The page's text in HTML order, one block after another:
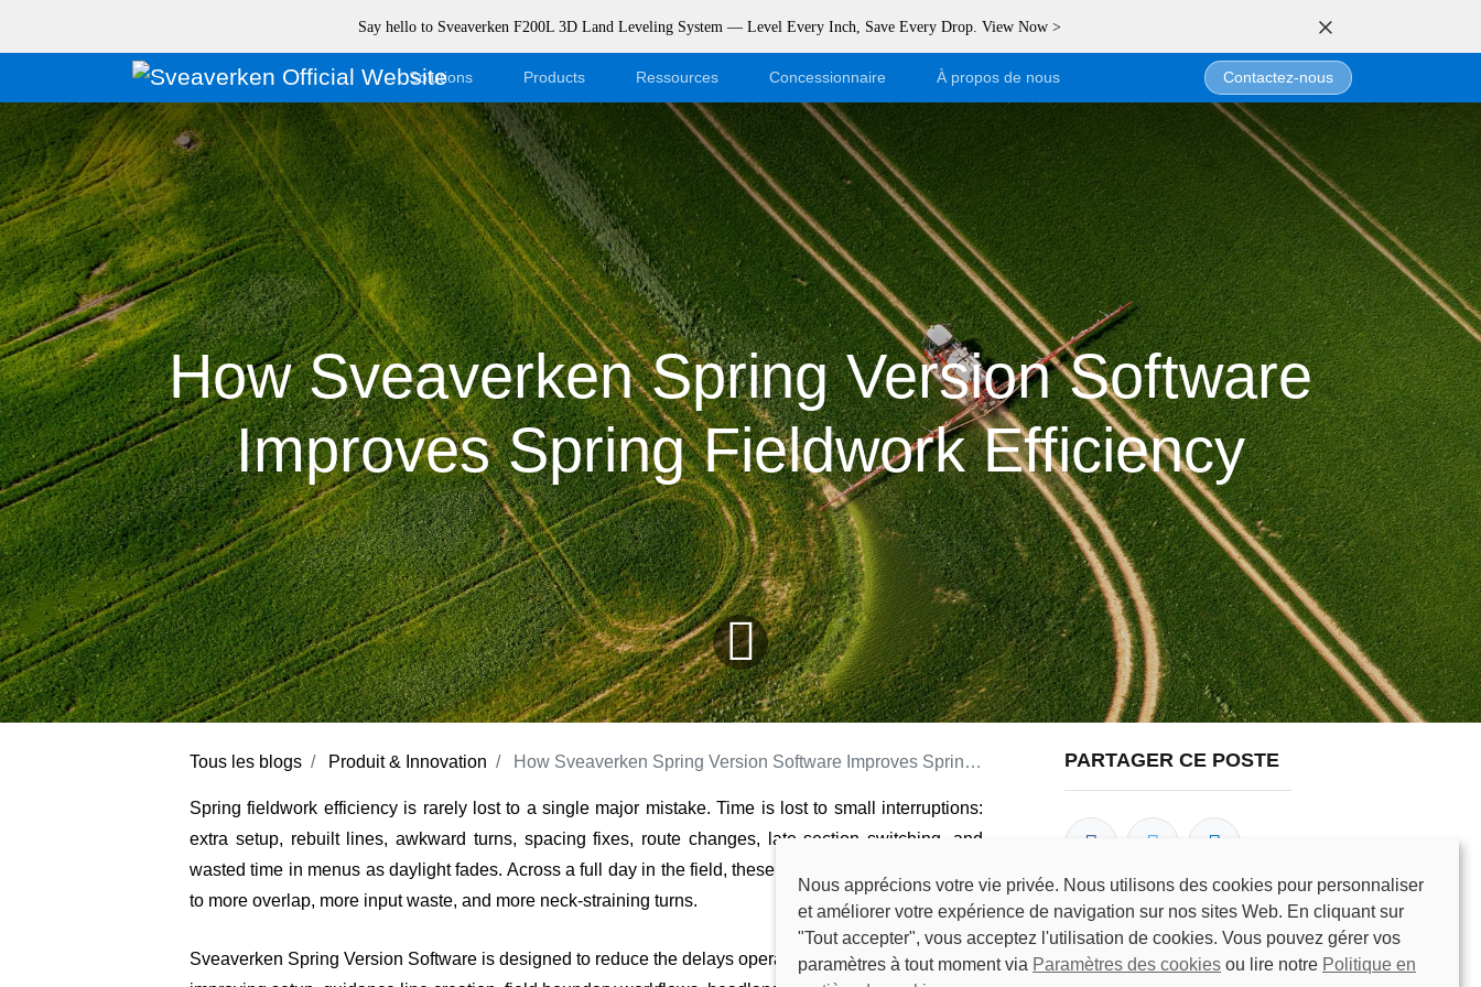
Say hello to Sveaverken F200L 3D Land Leveling System — Level Every Inch, Save Every Drop. View Now >
Solutions Products Ressources
Blog
Événements
Soutien
Télécharger
Concessionnaire
Devenez concessionnaire
Connexion à la boutique en ligne
Dealer Portal
À propos de nous Contactez-nous
How Sveaverken Spring Version Software
Improves Spring Fieldwork Efficiency
Tous les blogs Produit & Innovation How Sveaverken Spring Version Software Improves Spring Fieldwork Efficiency
Spring fieldwork efficiency is rarely lost to a single major mistake. Time is lost to small interruptions:
extra setup, rebuilt lines, awkward turns, spacing fixes, route changes, late section switching, and
wasted time in menus as daylight fades. Across a full day in the field, these small interruptions add up
to more overlap, more input waste, and more neck-straining turns.
Sveaverken Spring Version Software is designed to reduce the delays operators face every spring. By
PARTAGER CE POSTE
NOS BLOGS
Nous apprécions votre vie privée. Nous utilisons des cookies pour personnaliser
et améliorer votre expérience de navigation sur nos sites Web. En cliquant sur
"Tout accepter", vous acceptez l'utilisation de cookies. Vous pouvez gérer vos
paramètres à tout moment via Paramètres des cookies ou lire notre Politique en